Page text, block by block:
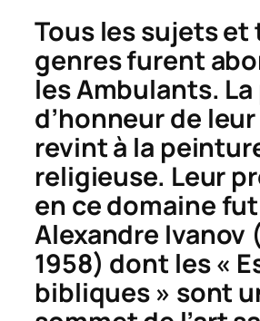
Tous les sujets et
genres furent
les Ambulants.
d’honneur de
revint à la
religieuse. Leur
en ce domaine fut
Alexandre Ivanov
1958) dont les «
bibliques » sont